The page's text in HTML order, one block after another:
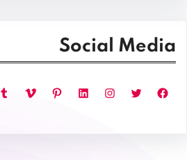
Social Media
فيسبوك تويتر إنستجرام لينكد إن بينتريست فيميو تمبلر